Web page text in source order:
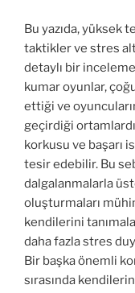
Bu yazıda, yüksek
taktikler ve stres
detaylı bir
kumar oyunlar,
ettiği ve
geçirdiği
korkusu ve başarı
tesir edebilir. Bu
dalgalanmalarla
oluşturmaları
kendilerini
daha fazla stres
Bir başka önemli
sırasında